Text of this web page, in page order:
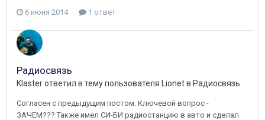
6 июня 2014 1 ответ
Радиосвязь
Klasterответил в тему пользователя Lionetв Радиосвязь
Согласен с предыдущим постом. Ключевой вопрос -
ЗАЧЕМ??? Также имел СИ-БИ радиостанцию в авто и сделал